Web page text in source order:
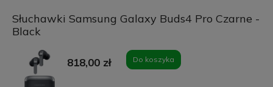
Słuchawki Samsung Galaxy Buds4 Pro Czarne -
Black
818,00 zł Do koszyka